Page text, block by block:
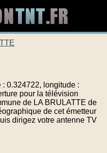
: 0.324722, longitude :
pour la télévision
de LA BRULATTE de
de cet émetteur
dirigez votre antenne TV